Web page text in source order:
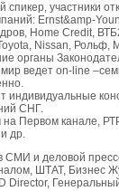
спикер, участники
Ernst&amp-
Home Credit,
Nissan, Рольф,
органы
ведет on-line
индивидуальные
СНГ.
на Первом канале,
др.
СМИ и деловой
ШТАТ, Бизнес
Director,